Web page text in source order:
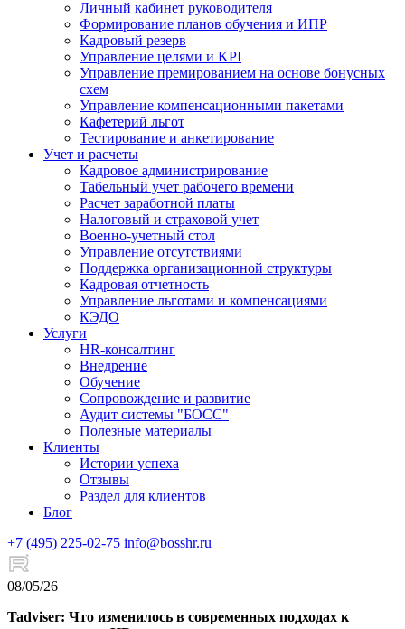
Личный кабинет руководителя
Формирование планов обучения и ИПР
Кадровый резерв
Управление целями и KPI
Управление премированием на основе бонусных
схем
Управление компенсационными пакетами
Кафетерий льгот
Тестирование и анкетирование
Учет и расчеты
Кадровое администрирование
Табельный учет рабочего времени
Расчет заработной платы
Налоговый и страховой учет
Военно-учетный стол
Управление отсутствиями
Поддержка организационной структуры
Кадровая отчетность
Управление льготами и компенсациями
КЭДО
Услуги
HR-консалтинг
Внедрение
Обучение
Сопровождение и развитие
Аудит системы "БОСС"
Полезные материалы
Клиенты
Истории успеха
Отзывы
Раздел для клиентов
Блог
+7 (495) 225-02-75 info@bosshr.ru
08/05/26
Tadviser: Что изменилось в современных подходах к